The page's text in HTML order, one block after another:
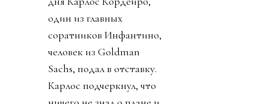
один из главных
соратников Инфантино,
человек из Goldman
Sachs, подал в отставку.
Карлос подчеркнул, что